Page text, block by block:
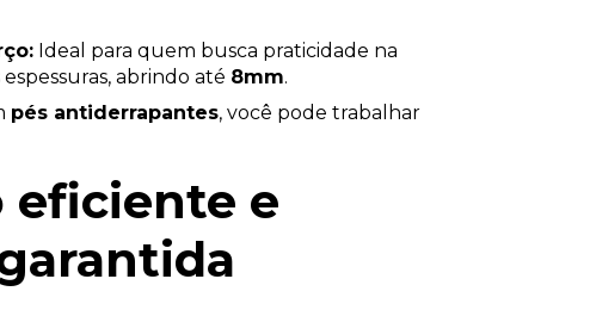
Ideal para quem busca praticidade na
abrindo até 8mm.
pés antiderrapantes, você pode trabalhar
eficiente e